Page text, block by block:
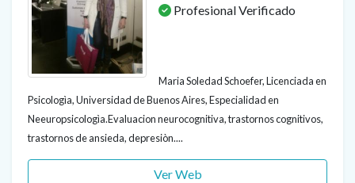
Profesional Verificado
Maria Soledad Schoefer, Licenciada en
Psicologìa, Universidad de Buenos Aires, Especialidad en
Neeuropsicologìa.Evaluacion neurocognitiva, trastornos cognitivos,
trastornos de ansieda, depresiòn....
Ver Web